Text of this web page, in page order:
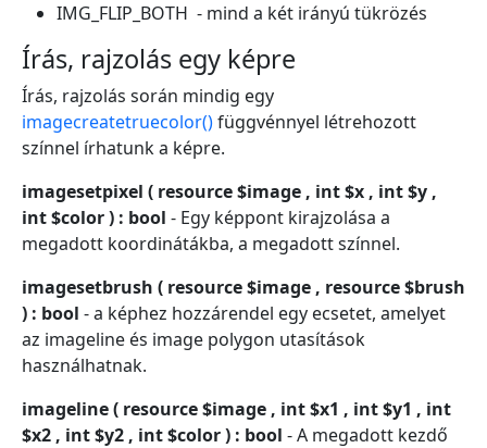
IMG_FLIP_BOTH - mind a két irányú tükrözés
Írás, rajzolás egy képre
Írás, rajzolás során mindig egy
imagecreatetruecolor()függvénnyel létrehozott
színnel írhatunk a képre.
imagesetpixel ( resource $image , int $x , int $y ,
int $color ) : bool - Egy képpont kirajzolása a
megadott koordinátákba, a megadott színnel.
imagesetbrush ( resource $image , resource $brush
) : bool - a képhez hozzárendel egy ecsetet, amelyet
az imageline és image polygon utasítások
használhatnak.
imageline ( resource $image , int $x1 , int $y1 , int
$x2 , int $y2 , int $color ) : bool - A megadott kezdő